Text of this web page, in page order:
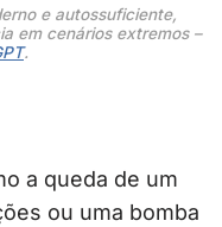
e autossuficiente,
em cenários extremos –
.
a queda de um
ou uma bomba